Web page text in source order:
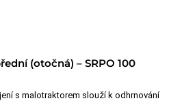
(otočná) – SRPO 100
s malotraktorem slouží k odhrnování